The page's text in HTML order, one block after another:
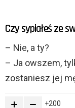
Czy sypiałeś ze
– Nie, a ty?
– Ja owszem,
zostaniesz jej
200